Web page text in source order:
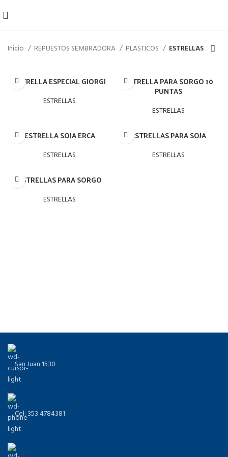
Inicio REPUESTOS SEMBRADORA PLASTICOS ESTRELLAS
ESTRELLA ESPECIAL GIORGI
ESTRELLAS
ESTRELLA PARA SORGO 10
PUNTAS
ESTRELLAS
ESTRELLA SOJA ERCA
ESTRELLAS
ESTRELLAS PARA SOJA
ESTRELLAS
ESTRELLAS PARA SORGO
ESTRELLAS
San Juan 1530
Cel: 353 4784381